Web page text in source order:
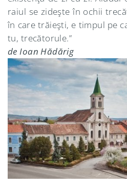
raiul se zideşte în ochii
în care trăieşti, e timpul pe
tu, trecătorule.”
de Ioan Hădărig